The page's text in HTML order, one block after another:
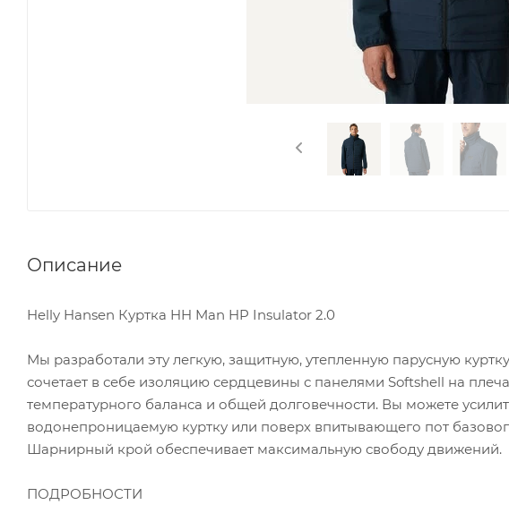
Описание
Helly Hansen Куртка HH Man HP Insulator 2.0
Мы разработали эту легкую, защитную, утепленную парусную
сочетает в себе изоляцию сердцевины с панелями Softshell на
температурного баланса и общей долговечности. Вы можете
водонепроницаемую куртку или поверх впитывающего пот
Шарнирный крой обеспечивает максимальную свободу движений.
ПОДРОБНОСТИ